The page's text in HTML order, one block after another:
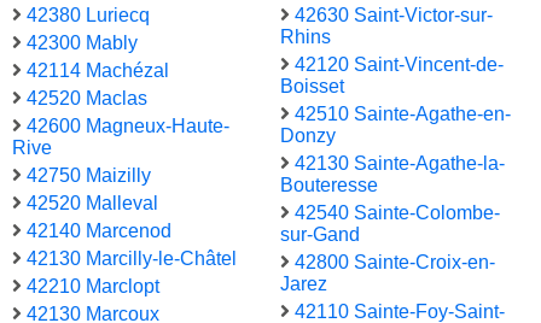
42380 Luriecq
42300 Mably
42114 Machézal
42520 Maclas
42600 Magneux-Haute-
Rive
42750 Maizilly
42520 Malleval
42140 Marcenod
42130 Marcilly-le-Châtel
42210 Marclopt
42130 Marcoux
42630 Saint-Victor-sur-
Rhins
42120 Saint-Vincent-de-
Boisset
42510 Sainte-Agathe-en-
Donzy
42130 Sainte-Agathe-la-
Bouteresse
42540 Sainte-Colombe-
sur-Gand
42800 Sainte-Croix-en-
Jarez
42110 Sainte-Foy-Saint-